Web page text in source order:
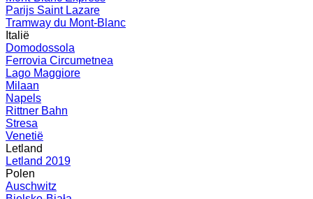
Parijs Saint Lazare
Tramway du Mont-Blanc
Italië
Domodossola
Ferrovia Circumetnea
Lago Maggiore
Milaan
Napels
Rittner Bahn
Stresa
Venetië
Letland
Letland 2019
Polen
Auschwitz